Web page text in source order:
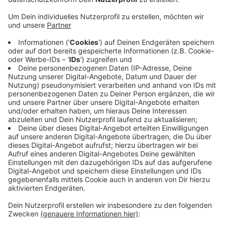
Freitag, 19.09.2025 15:59
Der Dülmener hatte in seinen Socken ein nach dem
Waffengesetz verbotenes Springmesser und
Schreckschusspatronen - und in seiner Unterwäsche
mehrere Tütchen mit diversen Betäubungsmitteln.
Zuvor war der Mann aufgefallen, weil er am
Nachmittag in der Obdachlosenunterkunft An der
Lehmkuhle in Dülmen einer Frau mit der Faust ins
Gesicht schlug. Den Mann erwarten jetzt
entsprechende Strafverfahren.
Anzeige